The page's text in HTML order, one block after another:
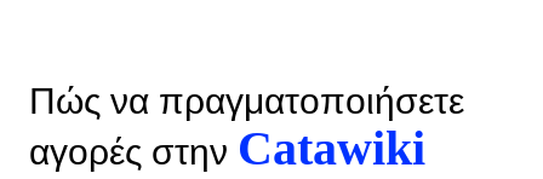
Πώς να πραγματοποιήσετε
αγορές στην Catawiki